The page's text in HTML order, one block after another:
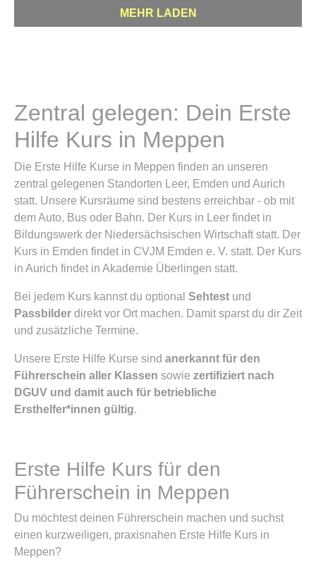
MEHR LADEN
Zentral gelegen: Dein Erste
Hilfe Kurs in Meppen
Die Erste Hilfe Kurse in Meppen finden an unseren
zentral gelegenen Standorten Leer, Emden und Aurich
statt. Unsere Kursräume sind bestens erreichbar - ob mit
dem Auto, Bus oder Bahn. Der Kurs in Leer findet in
Bildungswerk der Niedersächsischen Wirtschaft statt. Der
Kurs in Emden findet in CVJM Emden e. V. statt. Der Kurs
in Aurich findet in Akademie Überlingen statt.
Bei jedem Kurs kannst du optional Sehtest und
Passbilder direkt vor Ort machen. Damit sparst du dir Zeit
und zusätzliche Termine.
Unsere Erste Hilfe Kurse sind anerkannt für den
Führerschein aller Klassen sowie zertifiziert nach
DGUV und damit auch für betriebliche
Ersthelfer*innen gültig.
Erste Hilfe Kurs für den
Führerschein in Meppen
Du möchtest deinen Führerschein machen und suchst
einen kurzweiligen, praxisnahen Erste Hilfe Kurs in
Meppen?